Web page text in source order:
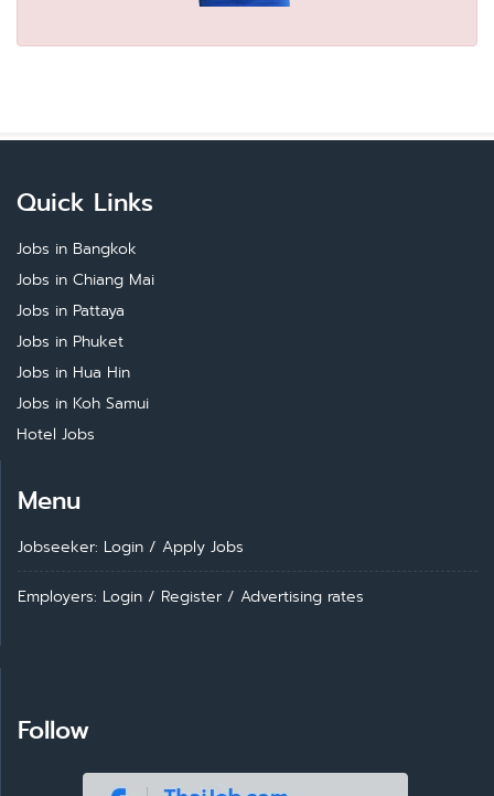
Quick Links
Jobs in Bangkok
Jobs in Chiang Mai
Jobs in Pattaya
Jobs in Phuket
Jobs in Hua Hin
Jobs in Koh Samui
Hotel Jobs
Menu
Jobseeker: Login / Apply Jobs
Employers: Login / Register / Advertising rates
Follow